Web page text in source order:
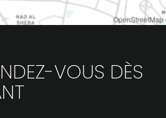
OpenStreetMap
VOUS DÈS